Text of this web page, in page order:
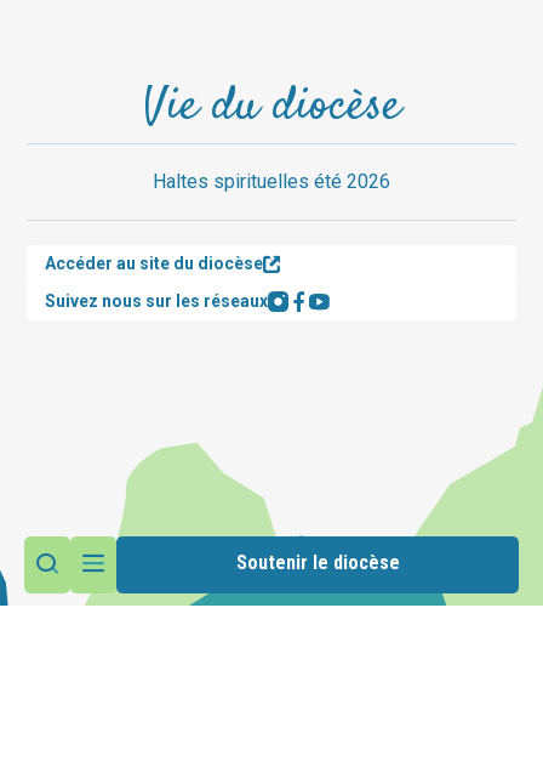
Soutenir le diocèse
Vie du diocèse
Haltes spirituelles été 2026
Accéder au site du diocèse
Suivez nous sur les réseaux